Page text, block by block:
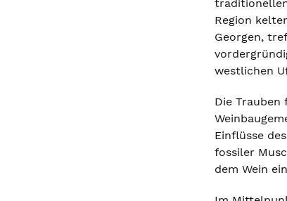
Region
Georgen,
westlichen
Die Trauben
Einflüsse
fossiler
dem Wein